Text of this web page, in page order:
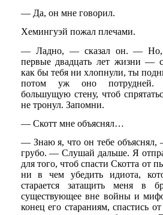
— Да, он мне говорил.
Хемингуэй пожал плечами.
— Ладно, — сказал он. — Но,
первые двадцать лет жизни —
как бы тебя ни хлопнули, ты
потом уж оно потрудней.
большущую стену, чтоб
не тронул. Запомни.
— Скотт мне объяснял…
— Знаю я, что он тебе объяснял,
грубо. — Слушай дальше. Я
для того, чтоб спасти Скотта от
ни в чем убедить идиота,
старается затащить меня в
существующее вне войны и
конец его стараниям, спастись